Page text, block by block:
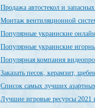
Продажа автостекол и
Монтаж вентиляционной
Популярные украинские
Популярные украинские
Популярная компания
Заказать песок, керамзит,
Список самых лучших
Лучшие игровые ресурсы 2021